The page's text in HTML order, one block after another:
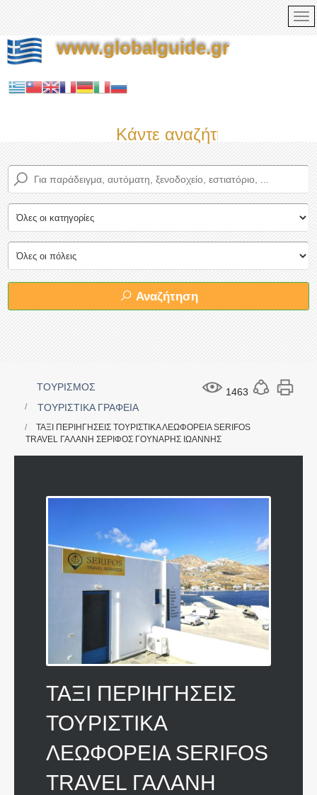
www.globalguide.gr
Κάντε αναζήτηση τώρα
Αναζήτηση
1463
ΤΟΥΡΙΣΜΟΣ
ΤΟΥΡΙΣΤΙΚΑ ΓΡΑΦΕΙΑ
ΤΑΞΙ ΠΕΡΙΗΓΗΣΕΙΣ ΤΟΥΡΙΣΤΙΚΑ ΛΕΩΦΟΡΕΙΑ SERIFOS
TRAVEL ΓΑΛΑΝΗ ΣΕΡΙΦΟΣ ΓΟΥΝΑΡΗΣ ΙΩΑΝΝΗΣ
ΤΑΞΙ ΠΕΡΙΗΓΗΣΕΙΣ
ΤΟΥΡΙΣΤΙΚΑ
ΛΕΩΦΟΡΕΙΑ SERIFOS
TRAVEL ΓΑΛΑΝΗ